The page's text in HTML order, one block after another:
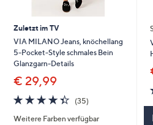
Zuletzt im TV
VIA MILANO Jeans, knöchellang
5-Pocket-Style schmales Bein
Glanzgarn-Details
€ 29,99
4.3
von
5
(35)35
Weitere Farben verfügbar